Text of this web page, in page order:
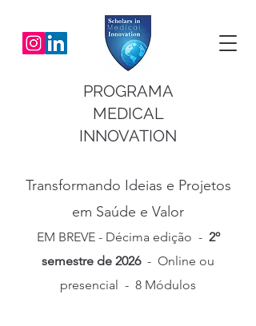
PROGRAMA
MEDICAL
INNOVATION
Transformando Ideias e Projetos
em Saúde e Valor
EM BREVE - Décimaedição - 2º
semestre de 2026- Online ou
presencial - 8 Módulos